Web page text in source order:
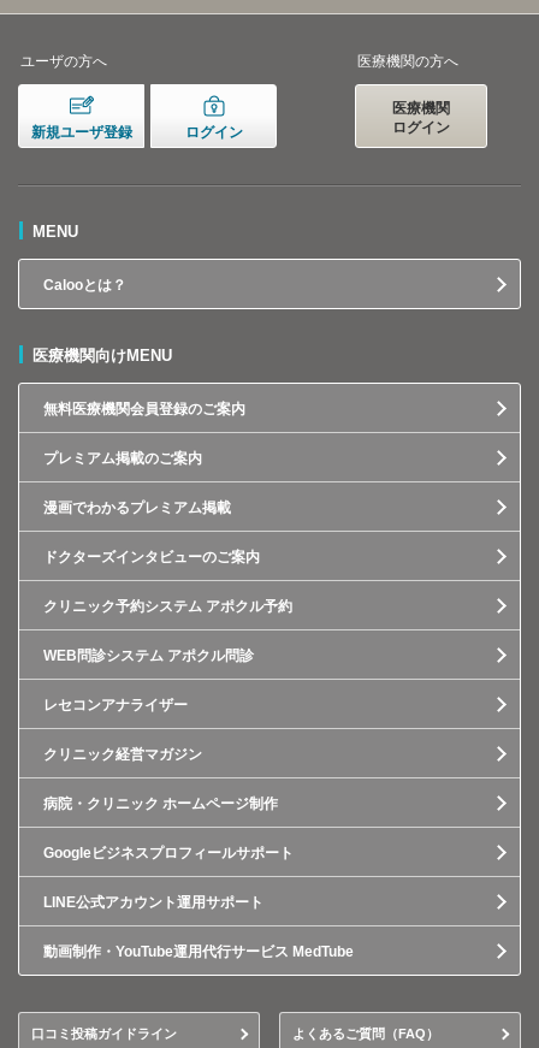
ユーザの方へ
新規ユーザ登録 ログイン
医療機関の方へ
医療機関
ログイン
MENU
Calooとは？
医療機関向けMENU
無料医療機関会員登録のご案内
プレミアム掲載のご案内
漫画でわかるプレミアム掲載
ドクターズインタビューのご案内
クリニック予約システム アポクル予約
WEB問診システム アポクル問診
レセコンアナライザー
クリニック経営マガジン
病院・クリニック ホームページ制作
Googleビジネスプロフィールサポート
LINE公式アカウント運用サポート
動画制作・YouTube運用代行サービス MedTube
口コミ投稿ガイドライン よくあるご質問（FAQ）